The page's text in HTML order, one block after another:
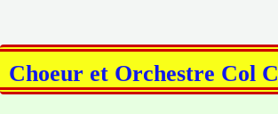
Choeur et Orchestre Col